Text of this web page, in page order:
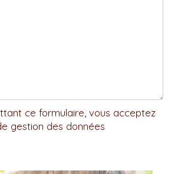
ce formulaire, vous acceptez
gestion des données